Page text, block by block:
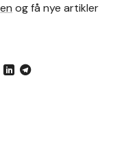
og få nye artikler